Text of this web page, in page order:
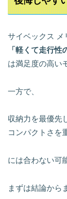
サイベックス メ
「軽くて走行
は満足度の高い
一方で、
収納力を最優先
コンパクトさを
には合わない可
まずは結論から